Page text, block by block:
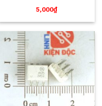
5,000₫